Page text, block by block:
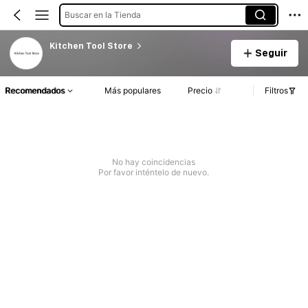
Buscar en la Tienda
Kitchen Tool Store
Seguir
Recomendados Más populares Precio Filtros
No hay coincidencias
Por favor inténtelo de nuevo.